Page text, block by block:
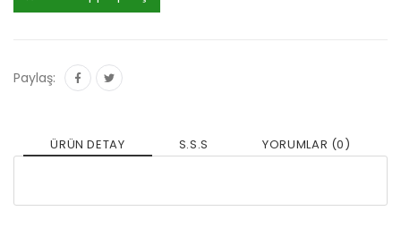
Paylaş:
ÜRÜN DETAY S.S.S YORUMLAR (0)